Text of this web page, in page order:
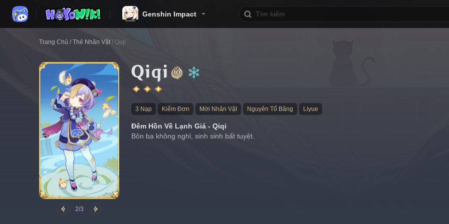
Genshin Impact
Trang Chủ / Thẻ Nhân Vật / Qiqi
2/3
Qiqi
3 Nạp Kiếm Đơn Mời Nhân Vật Nguyên Tố Băng Liyue
Đêm Hồn Về Lạnh Giá - Qiqi
Bôn ba không nghỉ, sinh sinh bất tuyệt.